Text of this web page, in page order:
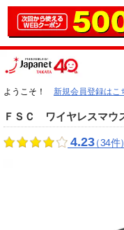
ようこそ！ 新規会員登録はこ
ＦＳＣ ワイヤレスマ
4.23（34件）